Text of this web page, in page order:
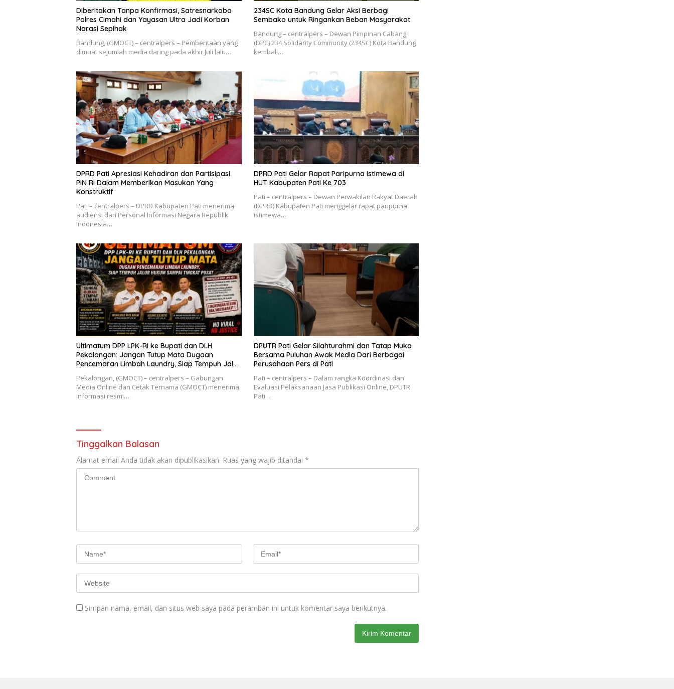
Diberitakan Tanpa Konfirmasi, Satresnarkoba
Polres Cimahi dan Yayasan Ultra Jadi Korban
Narasi Sepihak
Bandung, (GMOCT) – centralpers – Pemberitaan yang
dimuat sejumlah media daring pada akhir Juli lalu…
234SC Kota Bandung Gelar Aksi Berbagi
Sembako untuk Ringankan Beban Masyarakat
Bandung – centralpers – Dewan Pimpinan Cabang
(DPC) 234 Solidarity Community (234SC) Kota Bandung
kembali…
DPRD Pati Apresiasi Kehadiran dan Partisipasi
PIN RI Dalam Memberikan Masukan Yang
Konstruktif
Pati – centralpers – DPRD Kabupaten Pati menerima
audiensi dari Personal Informasi Negara Republik
Indonesia…
DPRD Pati Gelar Rapat Paripurna Istimewa di
HUT Kabupaten Pati Ke 703
Pati – centralpers – Dewan Perwakilan Rakyat Daerah
(DPRD) Kabupaten Pati menggelar rapat paripurna
istimewa…
Ultimatum DPP LPK-RI ke Bupati dan DLH
Pekalongan: Jangan Tutup Mata Dugaan
Pencemaran Limbah Laundry, Siap Tempuh Jalur
Pekalongan, (GMOCT) – centralpers – Gabungan
Media Online dan Cetak Ternama (GMOCT) menerima
informasi resmi…
DPUTR Pati Gelar Silahturahmi dan Tatap Muka
Bersama Puluhan Awak Media Dari Berbagai
Perusahaan Pers di Pati
Pati – centralpers – Dalam rangka Koordinasi dan
Evaluasi Pelaksanaan Jasa Publikasi Online, DPUTR
Pati…
Tinggalkan Balasan
Alamat email Anda tidak akan dipublikasikan. Ruas yang wajib ditandai *
Simpan nama, email, dan situs web saya pada peramban ini untuk komentar saya berikutnya.